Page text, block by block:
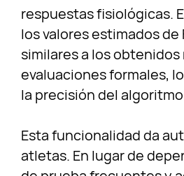
respuestas fisiológicas.
los valores estimados de
similares a los
evaluaciones formales,
la precisión del
Esta funcionalidad da
atletas. En lugar de